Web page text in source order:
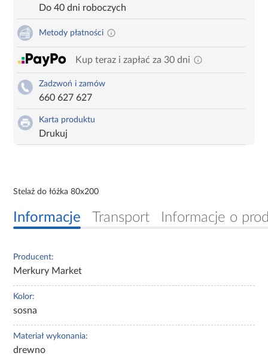
Do 40 dni roboczych
Metody płatności
Kup teraz i zapłać za 30 dni
Zadzwoń i zamów
660 627 627
Karta produktu
Drukuj
Stelaż do łóżka 80x200
Informacje Transport Informacje o
Producent:
Merkury Market
Kolor:
sosna
Materiał wykonania:
drewno